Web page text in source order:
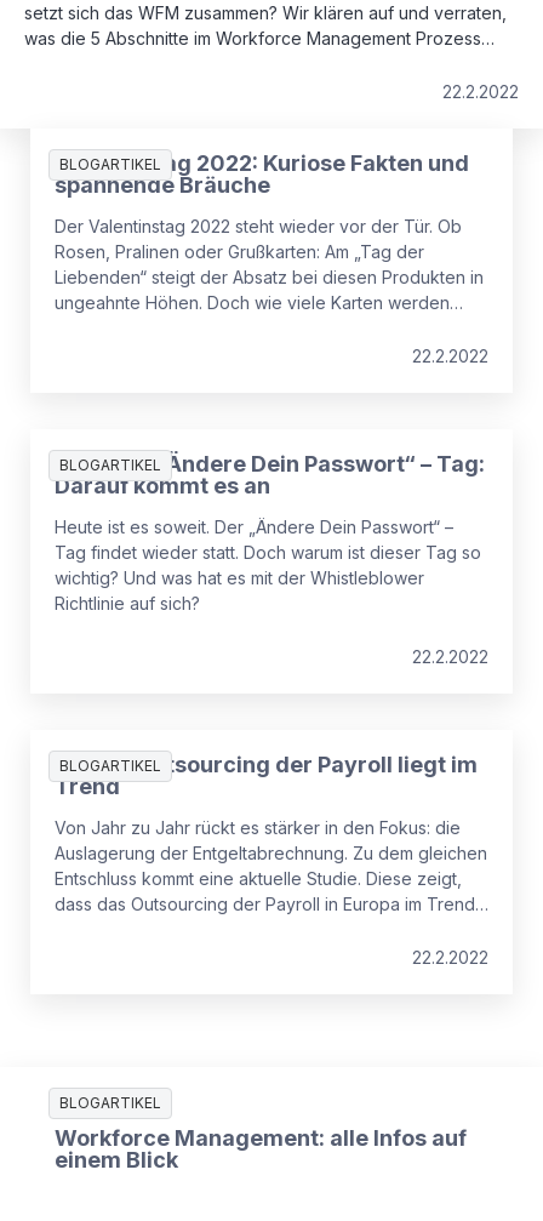
setzt sich das WFM zusammen? Wir klären auf und verraten,
was die 5 Abschnitte im Workforce Management Prozess
22.2.2022
BLOGARTIKEL
Valentinstag 2022: Kuriose Fakten und
spannende Bräuche
Der Valentinstag 2022 steht wieder vor der Tür. Ob
Rosen, Pralinen oder Grußkarten: Am „Tag der
Liebenden“ steigt der Absatz bei diesen Produkten in
ungeahnte Höhen. Doch wie viele Karten werden
22.2.2022
BLOGARTIKEL
Heute ist „Ändere Dein Passwort“ – Tag:
Darauf kommt es an
Heute ist es soweit. Der „Ändere Dein Passwort“ –
Tag findet wieder statt. Doch warum ist dieser Tag so
wichtig? Und was hat es mit der Whistleblower
Richtlinie auf sich?
22.2.2022
BLOGARTIKEL
Studie: Outsourcing der Payroll liegt im
Trend
Von Jahr zu Jahr rückt es stärker in den Fokus: die
Auslagerung der Entgeltabrechnung. Zu dem gleichen
Entschluss kommt eine aktuelle Studie. Diese zeigt,
dass das Outsourcing der Payroll in Europa im Trend
22.2.2022
BLOGARTIKEL
Workforce Management: alle Infos auf
einem Blick